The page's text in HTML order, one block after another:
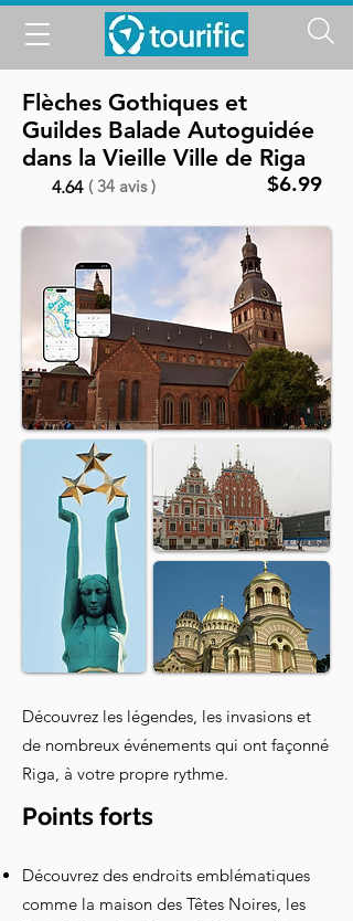
Flèches Gothiques et
Guildes Balade Autoguidée
dans la Vieille Ville de Riga
4.64 ( 34 avis ) $6.99
Découvrez les légendes, les invasions et
de nombreux événements qui ont façonné
Riga, à votre propre rythme.
Points forts
Découvrez des endroits emblématiques
comme la maison des Têtes Noires, les